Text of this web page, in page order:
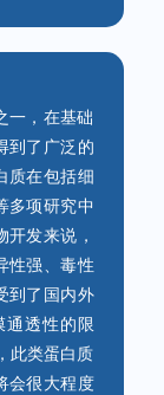
一，在基础
到了广泛的
质在包括细
多项研究中
发来说，
性强、毒性
到了国内外
通透性的限
此类蛋白质
会很大程度